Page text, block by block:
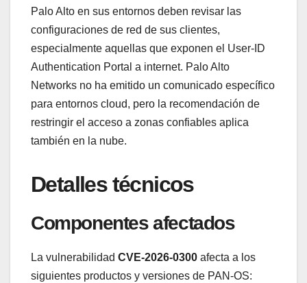
Palo Alto en sus entornos deben revisar las
configuraciones de red de sus clientes,
especialmente aquellas que exponen el User-ID
Authentication Portal a internet. Palo Alto
Networks no ha emitido un comunicado específico
para entornos cloud, pero la recomendación de
restringir el acceso a zonas confiables aplica
también en la nube.
Detalles técnicos
Componentes afectados
La vulnerabilidad CVE-2026-0300 afecta a los
siguientes productos y versiones de PAN-OS: